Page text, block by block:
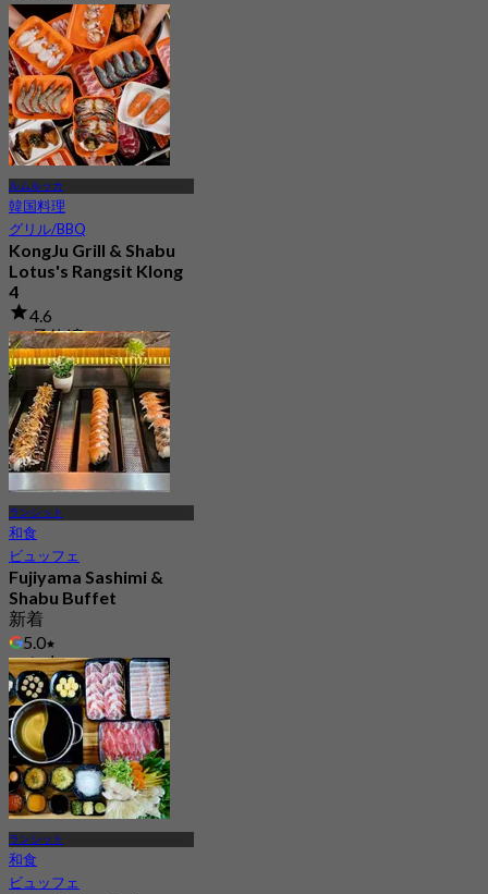
から ฿ 526
ルムルッカ
韓国料理
グリル/BBQ
KongJu Grill & Shabu
Lotus's Rangsit Klong
4
4.6
78 予約済み
から฿ 276
ランシット
和食
ビュッフェ
Fujiyama Sashimi &
Shabu Buffet
新着
5.0
から฿ 799
ランシット
和食
ビュッフェ